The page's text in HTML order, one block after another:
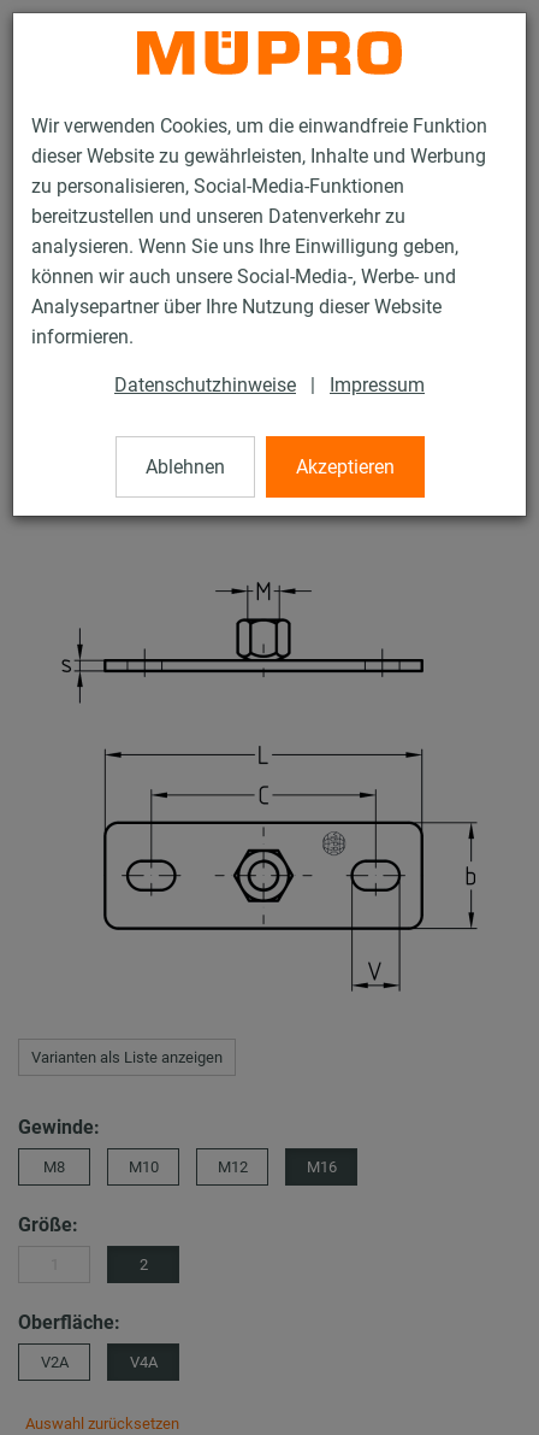
Wir verwenden Cookies, um die einwandfreie Funktion
dieser Website zu gewährleisten, Inhalte und Werbung
zu personalisieren, Social-Media-Funktionen
bereitzustellen und unseren Datenverkehr zu
analysieren. Wenn Sie uns Ihre Einwilligung geben,
können wir auch unsere Social-Media-, Werbe- und
Analysepartner über Ihre Nutzung dieser Website
informieren.
Datenschutzhinweise | Impressum
Ablehnen Akzeptieren
Kontakt
Produkte Befestigungstechnik
Edelstahlprodukte
Edelstahl-Montageteile
Grundplatten mit Mutter
Grundplatten mit Mutter
V4A Grundplatte Größe 2, M16
Varianten als Liste anzeigen
Gewinde:
M8 M10 M12 M16
Größe:
2
Oberfläche:
V2A V4A
Auswahl zurücksetzen